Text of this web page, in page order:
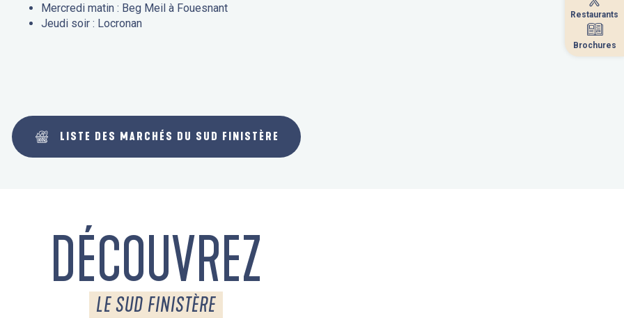
Restaurants
Brochures
Mercredi matin : Beg Meil à Fouesnant
Jeudi soir : Locronan
LISTE DES MARCHÉS DU SUD FINISTÈRE
DÉCOUVREZ
LE SUD FINISTÈRE